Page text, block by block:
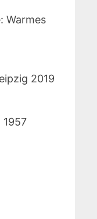
Warmes
2019